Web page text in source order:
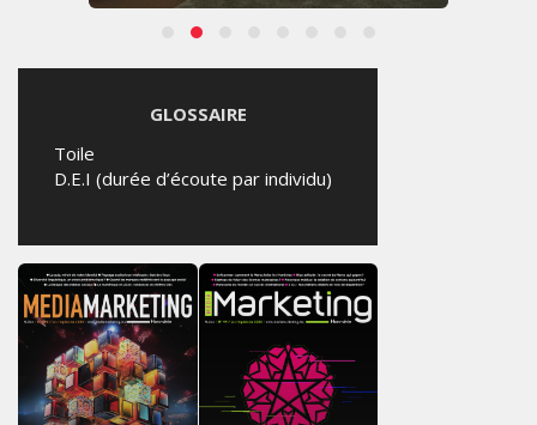
GLOSSAIRE
Toile
D.E.I (durée d’écoute par individu)